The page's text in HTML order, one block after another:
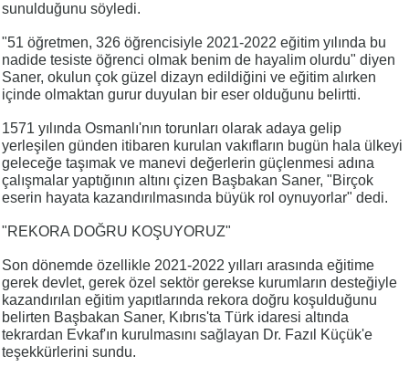
sunulduğunu söyledi.
"51 öğretmen, 326 öğrencisiyle 2021-2022 eğitim yılında bu
nadide tesiste öğrenci olmak benim de hayalim olurdu" diyen
Saner, okulun çok güzel dizayn edildiğini ve eğitim alırken
içinde olmaktan gurur duyulan bir eser olduğunu belirtti.
1571 yılında Osmanlı'nın torunları olarak adaya gelip
yerleşilen günden itibaren kurulan vakıfların bugün hala ülkeyi
geleceğe taşımak ve manevi değerlerin güçlenmesi adına
çalışmalar yaptığının altını çizen Başbakan Saner, "Birçok
eserin hayata kazandırılmasında büyük rol oynuyorlar" dedi.
"REKORA DOĞRU KOŞUYORUZ"
Son dönemde özellikle 2021-2022 yılları arasında eğitime
gerek devlet, gerek özel sektör gerekse kurumların desteğiyle
kazandırılan eğitim yapıtlarında rekora doğru koşulduğunu
belirten Başbakan Saner, Kıbrıs'ta Türk idaresi altında
tekrardan Evkaf'ın kurulmasını sağlayan Dr. Fazıl Küçük'e
teşekkürlerini sundu.